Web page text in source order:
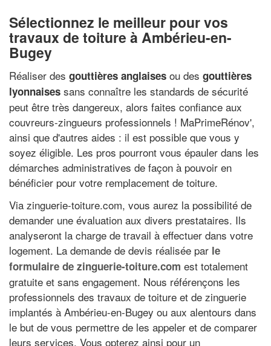
Sélectionnez le meilleur pour vos
travaux de toiture à Ambérieu-en-
Bugey
Réaliser des gouttières anglaises ou des gouttières
lyonnaises sans connaître les standards de sécurité
peut être très dangereux, alors faites confiance aux
couvreurs-zingueurs professionnels ! MaPrimeRénov',
ainsi que d'autres aides : il est possible que vous y
soyez éligible. Les pros pourront vous épauler dans les
démarches administratives de façon à pouvoir en
bénéficier pour votre remplacement de toiture.
Via zinguerie-toiture.com, vous aurez la possibilité de
demander une évaluation aux divers prestataires. Ils
analyseront la charge de travail à effectuer dans votre
logement. La demande de devis réalisée par le
formulaire de zinguerie-toiture.com est totalement
gratuite et sans engagement. Nous référençons les
professionnels des travaux de toiture et de zinguerie
implantés à Ambérieu-en-Bugey ou aux alentours dans
le but de vous permettre de les appeler et de comparer
leurs services. Vous opterez ainsi pour un